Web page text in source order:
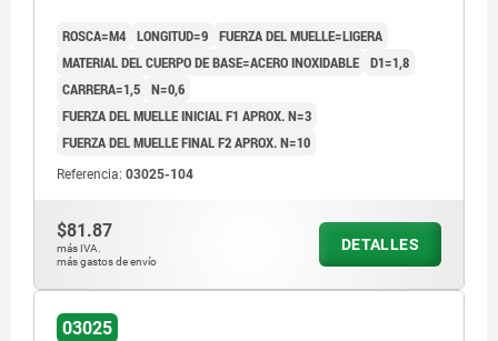
ROSCA=M4 LONGITUD=9 FUERZA DEL MUELLE=LIGERA
MATERIAL DEL CUERPO DE BASE=ACERO INOXIDABLE D1=1,8
CARRERA=1,5 N=0,6
FUERZA DEL MUELLE INICIAL F1 APROX. N=3
FUERZA DEL MUELLE FINAL F2 APROX. N=10
Referencia: 03025-104
$81.87
más IVA.
más gastos de envío
DETALLES
03025